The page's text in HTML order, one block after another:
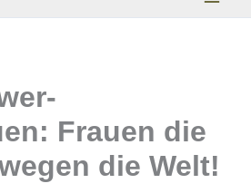
Frauen die
die Welt!